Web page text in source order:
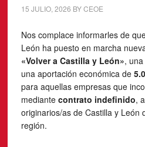
15 JULIO, 2026 BYCEOE
Nos complace informarles de
León ha puesto en marcha
«Volver a Castilla y León»,
una aportación económica de
para aquellas empresas que
mediante contrato indefinido,
originarios/as de Castilla y León
región.